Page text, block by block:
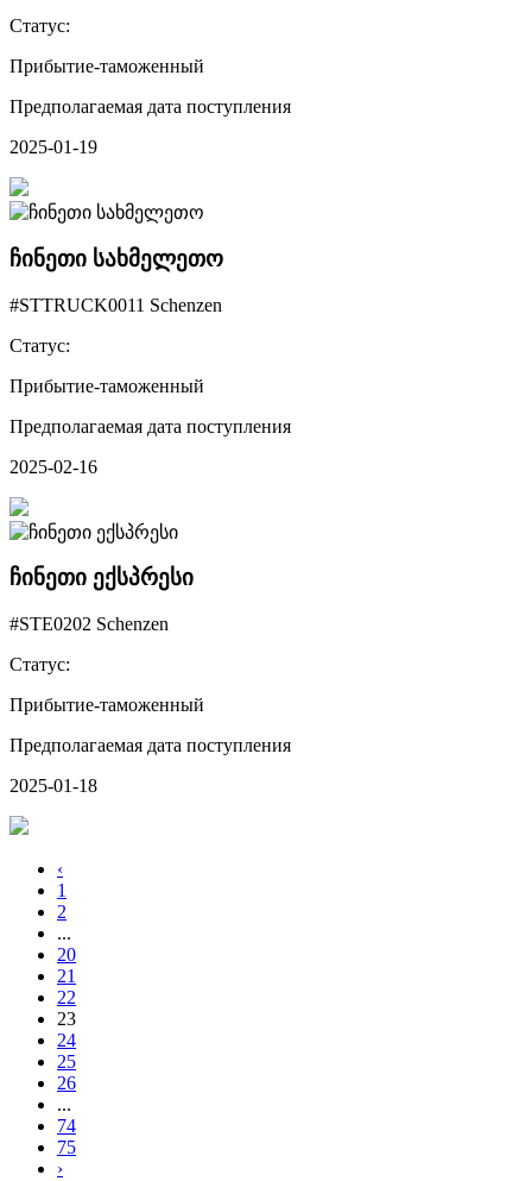
Статус:
Прибытие-таможенный
Предполагаемая дата поступления
2025-01-19
ჩინეთი სახმელეთო
#STTRUCK0011 Schenzen
Статус:
Прибытие-таможенный
Предполагаемая дата поступления
2025-02-16
ჩინეთი ექსპრესი
#STE0202 Schenzen
Статус:
Прибытие-таможенный
Предполагаемая дата поступления
2025-01-18
‹
1
2
...
20
21
22
23
24
25
26
...
74
75
›